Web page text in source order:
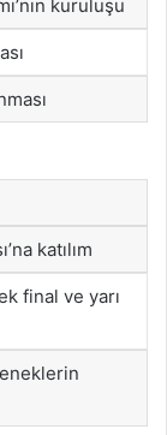
kuruluşu
katılım
final ve yarı